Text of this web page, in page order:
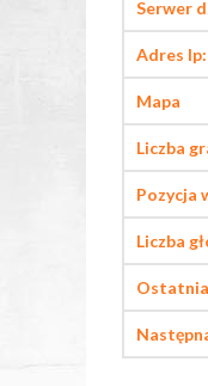
Serwer
Adres
Mapa
Liczba
Pozycja
Liczba